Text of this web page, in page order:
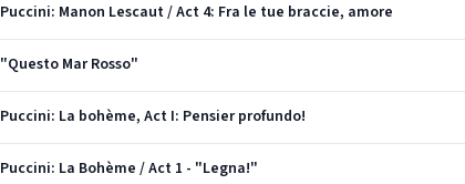
Puccini: Manon Lescaut / Act 4: Fra le tue braccie, amore
"Questo Mar Rosso"
Puccini: La bohème, Act I: Pensier profundo!
Puccini: La Bohème / Act 1 - "Legna!"